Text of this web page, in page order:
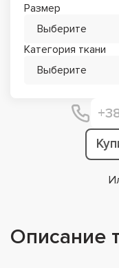
Размер
Выберите
Категория ткани
Выберите
Описание